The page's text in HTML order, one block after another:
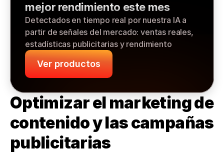
mejor rendimiento este mes
Detectados en tiempo real por nuestra IA a
partir de señales del mercado: ventas reales,
estadísticas publicitarias y rendimiento
Ver productos
Optimizar el marketing de
contenido y las campañas
publicitarias